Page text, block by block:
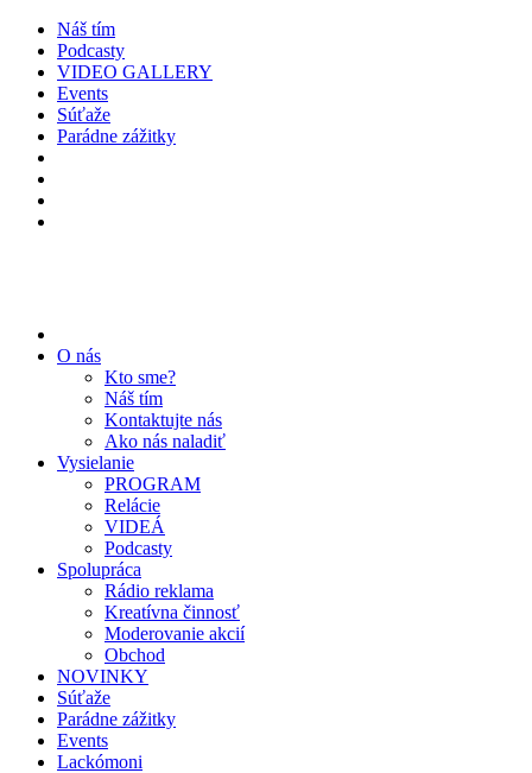
Náš tím
Podcasty
VIDEO GALLERY
Events
Súťaže
Parádne zážitky
O nás
Kto sme?
Náš tím
Kontaktujte nás
Ako nás naladiť
Vysielanie
PROGRAM
Relácie
VIDEÁ
Podcasty
Spolupráca
Rádio reklama
Kreatívna činnosť
Moderovanie akcií
Obchod
NOVINKY
Súťaže
Parádne zážitky
Events
Lackómoni